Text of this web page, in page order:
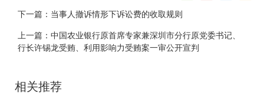
下一篇： 当事人撤诉情形下诉讼费的收取规则
上一篇： 中国农业银行原首席专家兼深圳市分行原党委书记、
行长许锡龙受贿、利用影响力受贿案一审公开宣判
相关推荐